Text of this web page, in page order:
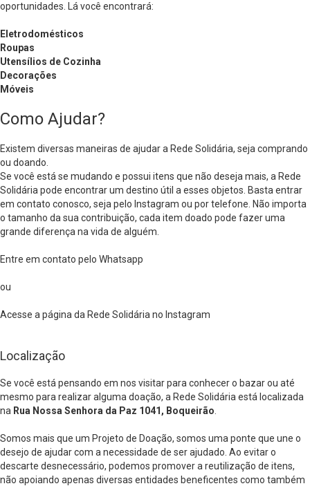
oportunidades. Lá você encontrará:
Eletrodomésticos
Roupas
Utensílios de Cozinha
Decorações
Móveis
Como Ajudar?
Existem diversas maneiras de ajudar a Rede Solidária, seja comprando
ou doando.
Se você está se mudando e possui itens que não deseja mais, a Rede
Solidária pode encontrar um destino útil a esses objetos. Basta entrar
em contato conosco, seja pelo Instagram ou por telefone. Não importa
o tamanho da sua contribuição, cada item doado pode fazer uma
grande diferença na vida de alguém.
Entre em contato pelo Whatsapp
ou
Acesse a página da Rede Solidária no Instagram
Localização
Se você está pensando em nos visitar para conhecer o bazar ou até
mesmo para realizar alguma doação, a Rede Solidária está localizada
na Rua Nossa Senhora da Paz 1041, Boqueirão
Somos mais que um Projeto de Doação, somos uma ponte que une o
desejo de ajudar com a necessidade de ser ajudado. Ao evitar o
descarte desnecessário, podemos promover a reutilização de itens,
não apoiando apenas diversas entidades beneficentes como também